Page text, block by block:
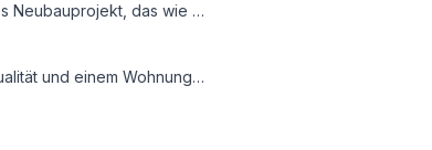
Mit der Barawitzkagasse 24 entsteht in Döbling ein exklusives Neubauprojekt, das wie gemacht ist für Käufer von Vorsorgewohnungen – besonders auch für Anleger, die ihr Portfolio gezielt erweitern möchten. In Zeiten volatiler Märkte bleibt die Wohnimmobilie eine der stabilsten Wertanlagen. Und gerade in Wien zeigt sich das deutlicher denn je: Die Nachfrage nach Mietwohnungen ist hoch, das Angebot knapp. Dieses Ungleichgewicht sorgt für nachhaltig solide Vermietbarkeit – vor allem in Toplagen wie Döbling.
eines größeren Anlagekonzepts: Hier investieren Sie in Wohnraum, der am Wiener Markt dauerhaft gesucht ist.
Innenhof [https://barawitzkagasse24.at/]